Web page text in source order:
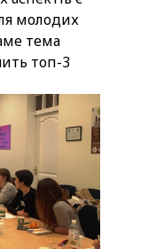
молодих
тема
топ-3